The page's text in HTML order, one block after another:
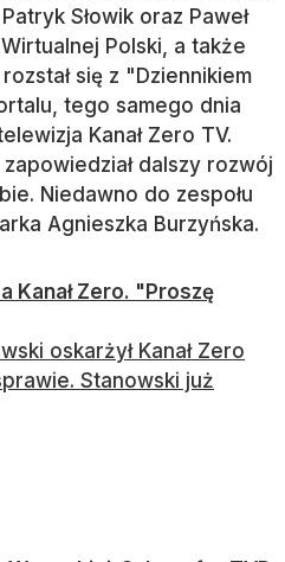
Słowik oraz Paweł
Polski, a także
się z "Dziennikiem
tego samego dnia
Kanał Zero TV.
dalszy rozwój
Niedawno do zespołu
Agnieszka Burzyńska.
Kanał Zero. "Proszę
oskarżył Kanał Zero
Stanowski już